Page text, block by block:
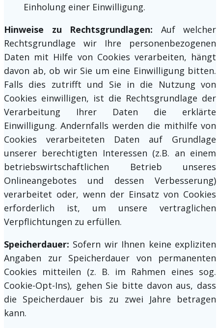
Einholung einer Einwilligung.
Hinweise zu Rechtsgrundlagen: Auf welcher
Rechtsgrundlage wir Ihre personenbezogenen
Daten mit Hilfe von Cookies verarbeiten, hängt
davon ab, ob wir Sie um eine Einwilligung bitten.
Falls dies zutrifft und Sie in die Nutzung von
Cookies einwilligen, ist die Rechtsgrundlage der
Verarbeitung Ihrer Daten die erklärte
Einwilligung. Andernfalls werden die mithilfe von
Cookies verarbeiteten Daten auf Grundlage
unserer berechtigten Interessen (z.B. an einem
betriebswirtschaftlichen Betrieb unseres
Onlineangebotes und dessen Verbesserung)
verarbeitet oder, wenn der Einsatz von Cookies
erforderlich ist, um unsere vertraglichen
Verpflichtungen zu erfüllen.
Speicherdauer: Sofern wir Ihnen keine expliziten
Angaben zur Speicherdauer von permanenten
Cookies mitteilen (z. B. im Rahmen eines sog.
Cookie-Opt-Ins), gehen Sie bitte davon aus, dass
die Speicherdauer bis zu zwei Jahre betragen
kann.